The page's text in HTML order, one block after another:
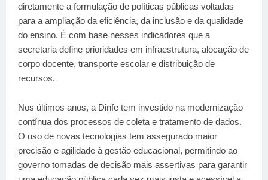
diretamente a formulação de políticas públicas voltadas
para a ampliação da eficiência, da inclusão e da qualidade
do ensino. É com base nesses indicadores que a
secretaria define prioridades em infraestrutura, alocação de
corpo docente, transporte escolar e distribuição de
recursos.
Nos últimos anos, a Dinfe tem investido na modernização
contínua dos processos de coleta e tratamento de dados.
O uso de novas tecnologias tem assegurado maior
precisão e agilidade à gestão educacional, permitindo ao
governo tomadas de decisão mais assertivas para garantir